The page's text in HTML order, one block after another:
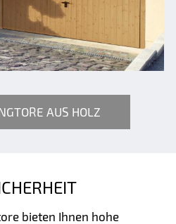
AUS HOLZ
bieten Ihnen hohe